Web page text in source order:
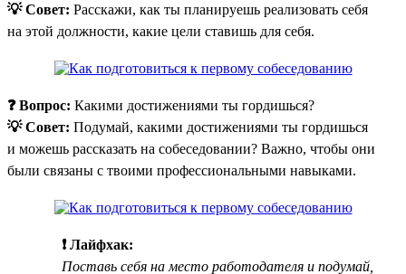
💡 Совет: Расскажи, как ты планируешь реализовать себя
на этой должности, какие цели ставишь для себя.
❓ Вопрос: Какими достижениями ты гордишься?
💡 Совет: Подумай, какими достижениями ты гордишься
и можешь рассказать на собеседовании? Важно, чтобы они
были связаны с твоими профессиональными навыками.
❗ Лайфхак:
Поставь себя на место работодателя и подумай,